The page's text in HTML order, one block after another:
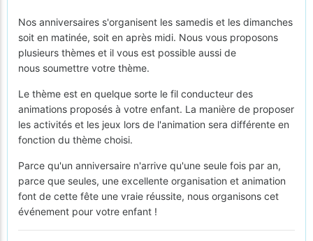
Nos anniversaires s'organisent les samedis et les dimanches
soit en matinée, soit en après midi. Nous vous proposons
plusieurs thèmes et il vous est possible aussi de
nous soumettre votre thème.
Le thème est en quelque sorte le fil conducteur des
animations proposés à votre enfant. La manière de proposer
les activités et les jeux lors de l'animation sera différente en
fonction du thème choisi.
Parce qu'un anniversaire n'arrive qu'une seule fois par an,
parce que seules, une excellente organisation et animation
font de cette fête une vraie réussite, nous organisons cet
événement pour votre enfant !